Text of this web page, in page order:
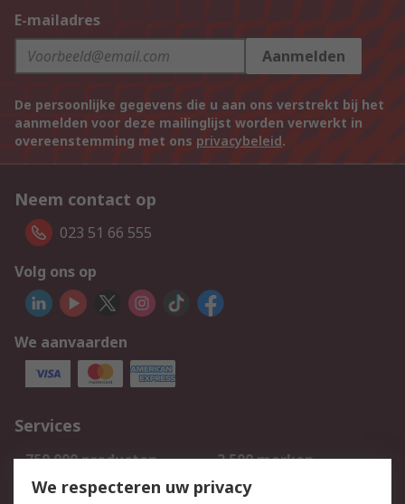
E-mailadres
Aanmelden
De persoonlijke gegevens die u aan ons verstrekt bij het
aanmelden voor deze mailinglijst worden verwerkt in
overeenstemming met ons privacybeleid.
Neem contact op
023 51 66 555
Volg ons op
We aanvaarden
Services
750.000 producten
2.500 merken
Bestellen
Inkoopoplossingen
We respecteren uw privacy